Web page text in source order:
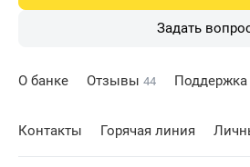
Задать
О банке Отзывы 44 Поддержка
Контакты Горячая линия